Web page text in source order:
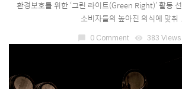
환경보호를 위한 ‘그린 라이트(Green Right)’ 활동
소비자들의 높아진 의식에 맞춰
chat_bubble 0 Comment visibility 383 Views